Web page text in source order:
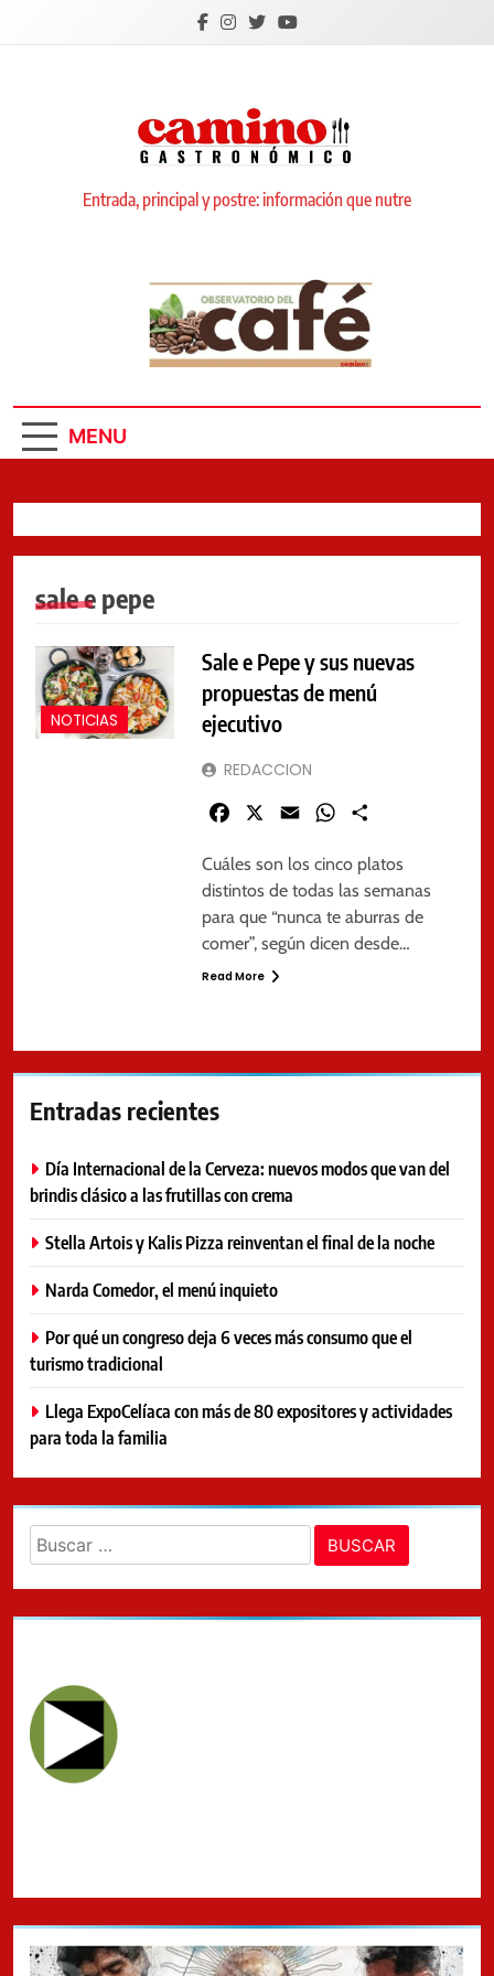
Camino Gastronómico
Entrada, principal y postre: información que nutre
MENU
sale e pepe
NOTICIAS
Sale e Pepe y sus nuevas
propuestas de menú
ejecutivo
REDACCION
Facebook Email WhatsApp
Cuáles son los cinco platos
distintos de todas las semanas
para que “nunca te aburras de
comer”, según dicen desde…
Read More
Entradas recientes
Día Internacional de la Cerveza: nuevos modos que van del
brindis clásico a las frutillas con crema
Stella Artois y Kalis Pizza reinventan el final de la noche
Narda Comedor, el menú inquieto
Por qué un congreso deja 6 veces más consumo que el
turismo tradicional
Llega ExpoCelíaca con más de 80 expositores y actividades
para toda la familia
Buscar: